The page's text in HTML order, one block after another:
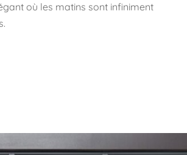
où les matins sont infiniment